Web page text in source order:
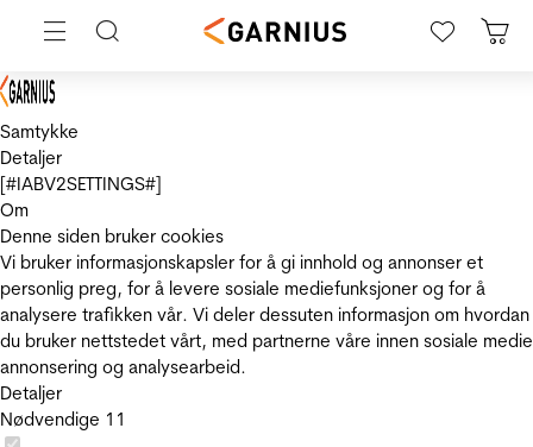
Samtykke
Detaljer
[#IABV2SETTINGS#]
Om
Denne siden bruker cookies
Vi bruker informasjonskapsler for å gi innhold og annonser et
personlig preg, for å levere sosiale mediefunksjoner og for å
analysere trafikken vår. Vi deler dessuten informasjon om hvordan
du bruker nettstedet vårt, med partnerne våre innen sosiale
annonsering og analysearbeid.
Detaljer
Nødvendige 11